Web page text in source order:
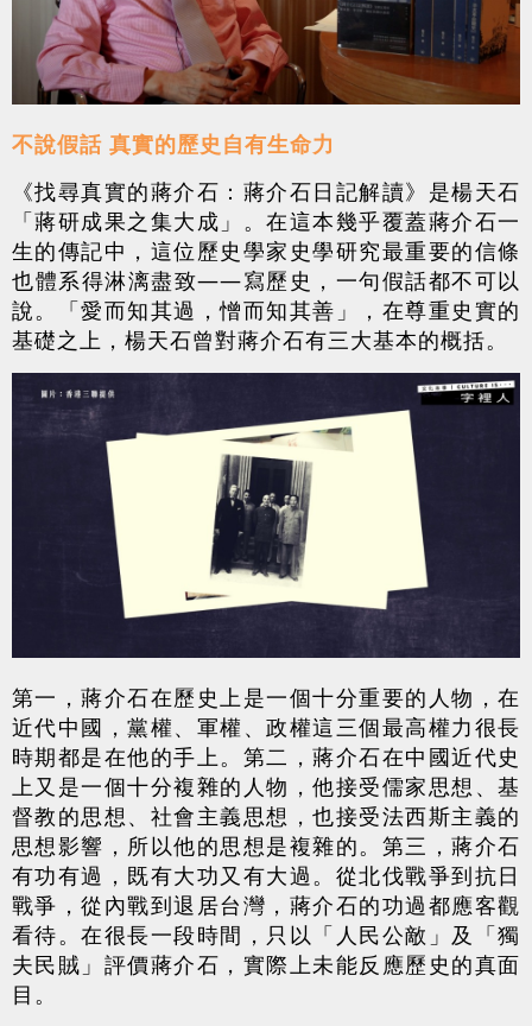
不說假話 真實的歷史自有生命力
《找尋真實的蔣介石：蔣介石日記解讀》是楊天石
「蔣研成果之集大成」。在這本幾乎覆蓋蔣介石一
生的傳記中，這位歷史學家史學研究最重要的信條
也體系得淋漓盡致——寫歷史，一句假話都不可以
說。「愛而知其過，憎而知其善」，在尊重史實的
基礎之上，楊天石曾對蔣介石有三大基本的概括。
第一，蔣介石在歷史上是一個十分重要的人物，在
近代中國，黨權、軍權、政權這三個最高權力很長
時期都是在他的手上。第二，蔣介石在中國近代史
上又是一個十分複雜的人物，他接受儒家思想、基
督教的思想、社會主義思想，也接受法西斯主義的
思想影響，所以他的思想是複雜的。第三，蔣介石
有功有過，既有大功又有大過。從北伐戰爭到抗日
戰爭，從內戰到退居台灣，蔣介石的功過都應客觀
看待。在很長一段時間，只以「人民公敵」及「獨
夫民賊」評價蔣介石，實際上未能反應歷史的真面
目。